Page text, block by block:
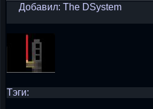
Добавил: The DSystem
Тэги: